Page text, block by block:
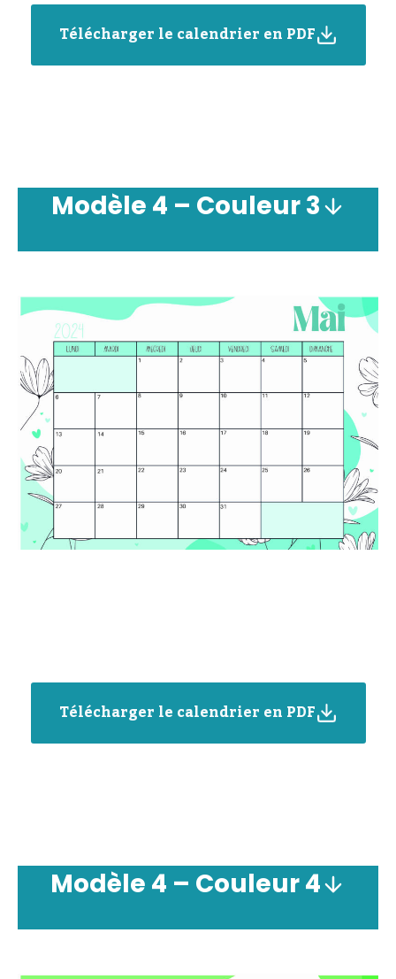
Télécharger le calendrier en PDF
Modèle 4 – Couleur3
Télécharger le calendrier en PDF
Modèle 4 – Couleur4